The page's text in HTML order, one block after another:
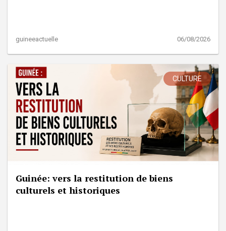
guineeactuelle 06/08/2026
CULTURE
Guinée: vers la restitution de biens
culturels et historiques